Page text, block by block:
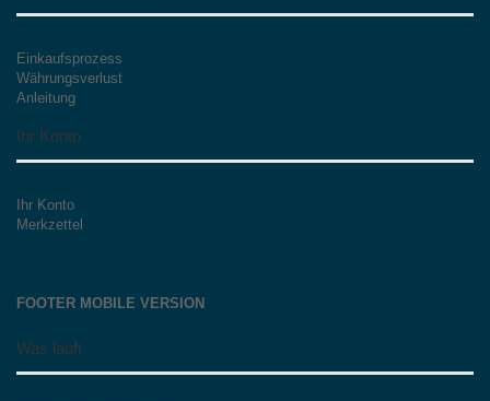
Einkaufsprozess
Währungsverlust
Anleitung
Ihr Konto
Ihr Konto
Merkzettel
FOOTER MOBILE VERSION
Was läuft